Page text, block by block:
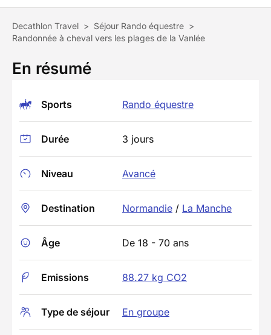
Decathlon Travel > Séjour Rando équestre >
Randonnée à cheval vers les plages de la Vanlée
En résumé
Sports Rando équestre
Durée 3 jours
Niveau Avancé
Destination Normandie / La Manche
Âge De 18 - 70 ans
Emissions 88.27 kg CO2
Type de séjour En groupe